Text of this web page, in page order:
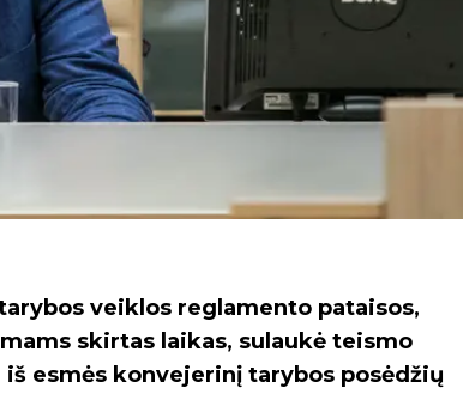
veiklos reglamento pataisos,
skirtas laikas, sulaukė teismo
esmės konvejerinį tarybos posėdžių